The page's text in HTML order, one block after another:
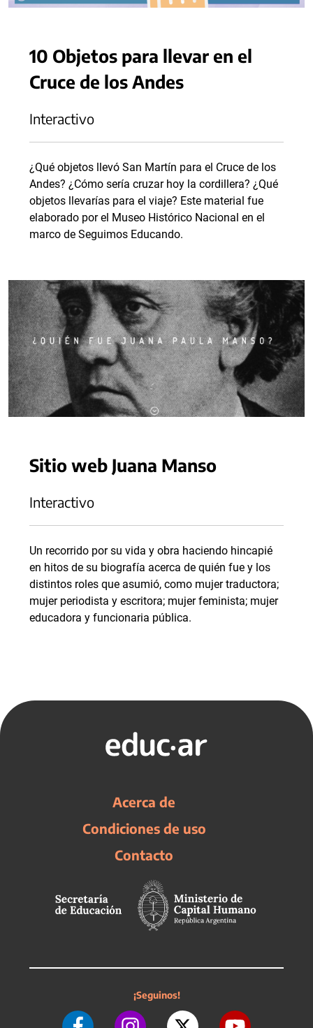
10 Objetos para llevar en el
Cruce de los Andes
Interactivo
¿Qué objetos llevó San Martín para el Cruce de los
Andes? ¿Cómo sería cruzar hoy la cordillera? ¿Qué
objetos llevarías para el viaje? Este material fue
elaborado por el Museo Histórico Nacional en el
marco de Seguimos Educando.
Sitio web Juana Manso
Interactivo
Un recorrido por su vida y obra haciendo hincapié
en hitos de su biografía acerca de quién fue y los
distintos roles que asumió, como mujer traductora;
mujer periodista y escritora; mujer feminista; mujer
educadora y funcionaria pública.
Acerca de
Condiciones de uso
Contacto
¡Seguinos!